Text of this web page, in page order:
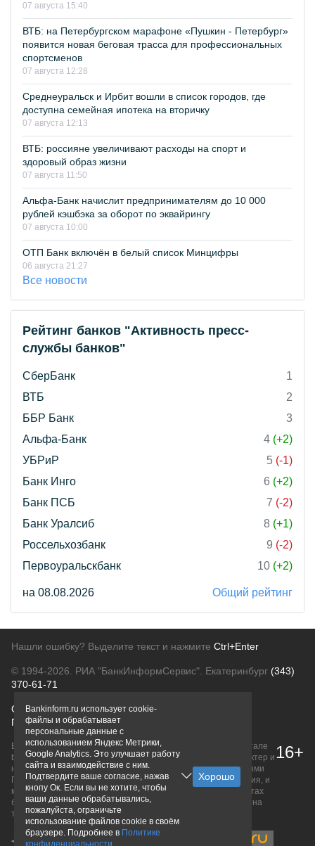
07 августа 15:40
ВТБ: на Петербургском марафоне «Пушкин - Петербург»
появится новая беговая трасса для профессиональных
спортсменов
07 августа 12:28
Среднеуральск и Ирбит вошли в список городов, где
доступна семейная ипотека на вторичку
07 августа 12:13
ВТБ: россияне увеличивают расходы на спорт и
здоровый образ жизни
07 августа 11:50
Альфа-Банк начислит предпринимателям до 10 000
рублей кэшбэка за оборот по эквайрингу
07 августа 10:00
ОТП Банк включён в белый список Минцифры
06 августа 21:27
Все новости
Рейтинг банков "Активность пресс-
службы банков"
СберБанк
1
ВТБ
2
ББР Банк
3
Альфа-Банк
4 (+2)
УБРиР
5 (-1)
Банк Инго
6 (+2)
Банк ПСБ
7 (-2)
Банк Уралсиб
8 (+1)
Россельхозбанк
9 (-2)
Первоуральскбанк
10 (+2)
на 08.08.2026 Общий рейтинг
Нашли ошибку? Выделите текст и нажмите Ctrl+Enter
© 1994-2026. РИА "БанкИнформСервис". Екатеринбург (343)
370-61-71
О проектеПолитика конфиденциальности
Правовая информацияДля рекламодателей
Вся информация о продуктах банков, размещенная на портале
bankinform.ru, носит исключительно ознакомительный характер и
не является публичной офертой, определяемой положениями
ГК РФ. Информация не содержит точного и полного описания, и
может быть изменена. Конечные условия уточняйте на сайтах
банков или при личном обращении. Исключительное право на
товарные знаки принадлежит их правообладателям.
16+
Bankinform.ru использует cookie-
файлы и обрабатывает
персональные данные с
использованием Яндекс Метрики,
Google Analytics. Это улучшает работу
сайта и взаимодействие с ним.
Подтвердите ваше согласие, нажав
кнопу Ок. Если вы не хотите, чтобы
ваши данные обрабатывались,
пожалуйста, ограничьте
использование файлов cookie в своём
браузере. Подробнее в Политике
конфиденциальности